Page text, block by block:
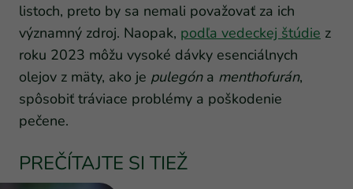
listoch, preto by sa nemali považovať za ich
významný zdroj. Naopak, podľa vedeckej štúdie z
roku 2023 môžu vysoké dávky esenciálnych
olejov z mäty, ako je pulegóna menthofurán,
spôsobiť tráviace problémy a poškodenie
pečene.
PREČÍTAJTE SI TIEŽ